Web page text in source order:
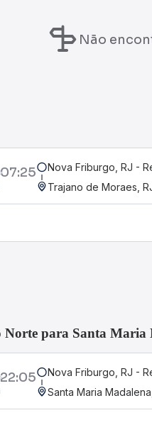
Não
07:25
Nova Friburgo, RJ -
Trajano de Moraes,
para Santa Maria
22:05
Nova Friburgo, RJ -
Santa Maria